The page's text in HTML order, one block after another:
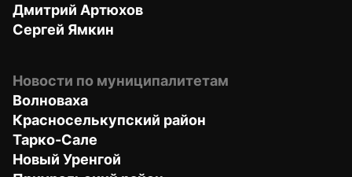
Дмитрий Артюхов
Сергей Ямкин
Новости по муниципалитетам
Волноваха
Красноселькупский район
Тарко-Сале
Новый Уренгой